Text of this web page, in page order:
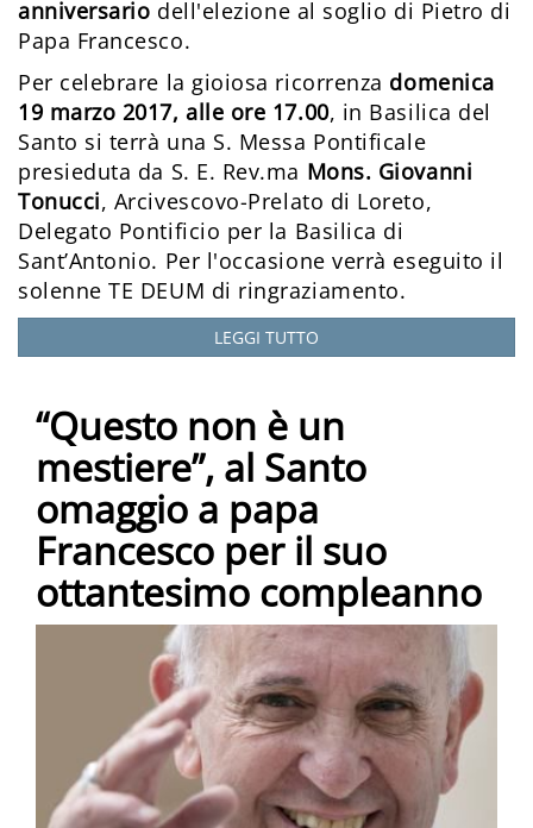
anniversario dell'elezione al soglio di Pietro di
Papa Francesco.
Per celebrare la gioiosa ricorrenza domenica
19 marzo 2017, alle ore 17.00, in Basilica del
Santo si terrà una S. Messa Pontificale
presieduta da S. E. Rev.ma Mons. Giovanni
Tonucci, Arcivescovo-Prelato di Loreto,
Delegato Pontificio per la Basilica di
Sant’Antonio. Per l'occasione verrà eseguito il
solenne TE DEUM di ringraziamento.
LEGGI TUTTO
“Questo non è un
mestiere”, al Santo
omaggio a papa
Francesco per il suo
ottantesimo compleanno